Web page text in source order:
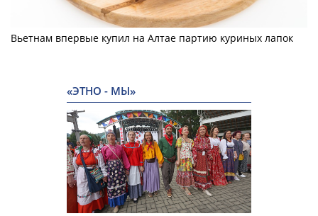
Вьетнам впервые купил на Алтае партию куриных лапок
«ЭТНО - МЫ»